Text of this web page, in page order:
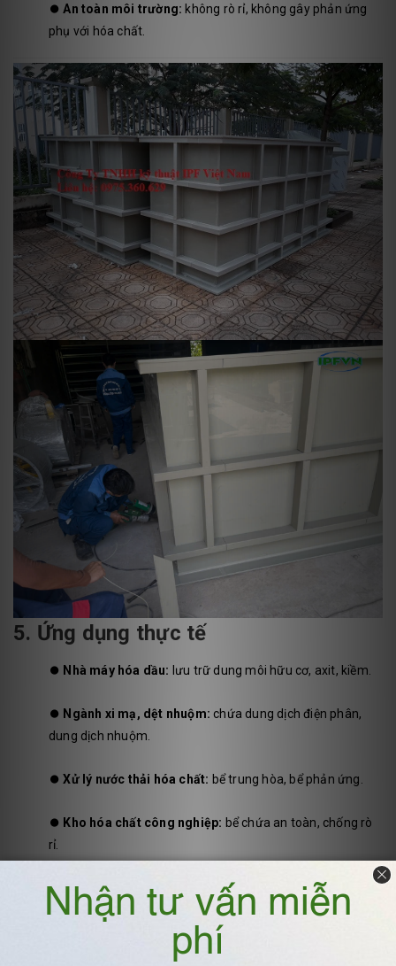
⏺️An toàn môi trường: không rò rỉ, không gây phản ứng
phụ với hóa chất.
5. Ứng dụng thực tế
⏺️ Nhà máy hóa dầu: lưu trữ dung môi hữu cơ, axit, kiềm.
⏺️ Ngành xi mạ, dệt nhuộm: chứa dung dịch điện phân,
dung dịch nhuộm.
⏺️Xử lý nước thải hóa chất: bể trung hòa, bể phản ứng.
⏺️ Kho hóa chất công nghiệp: bể chứa an toàn, chống rò
rỉ.
6. Kết luận
Gia công bể nhựa PP/PVC chịu hóa chất đặc biệt
an toàn và bền vững cho ngành hóa dầu. Với khả năng chống ăn